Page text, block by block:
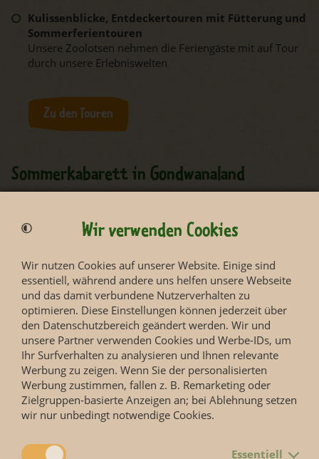
Kulissenblicke, Entdeckertouren mit Fütterung und
Sommerferientouren
Unsere Zoolotsen nehmen die Feriengäste mit auf Tour
durch unsere Erlebniswelten
Zu den Touren
Sommerkabarett in Gondwanaland
einen tierischen Kabarettabend
vom 22.07. bis 09.08.
den Eventräumen von Gondwanaland
Puppentheater auf der Eventfläche Kiwara-
Kopje
mit den Märchenhelden vom Theater Fingerhut, Theater
Wi & Wo und PAPPERLAPAPP
vom 06.08. bis 16.08.2026
jeweils um 14:30 und 16:30 Uhr
im Zooeintritt inkludiert
Wir verwenden Cookies
Wir nutzen Cookies auf unserer Website. Einige sind
essentiell, während andere uns helfen unsere Webseite
und das damit verbundene Nutzerverhalten zu
optimieren. Diese Einstellungen können jederzeit über
den Datenschutzbereich geändert werden. Wir und
unsere Partner verwenden Cookies und Werbe-IDs, um
Ihr Surfverhalten zu analysieren und Ihnen relevante
Werbung zu zeigen. Wenn Sie der personalisierten
Werbung zustimmen, fallen z. B. Remarketing oder
Zielgruppen-basierte Anzeigen an; bei Ablehnung setzen
wir nur unbedingt notwendige Cookies.
Essentiell